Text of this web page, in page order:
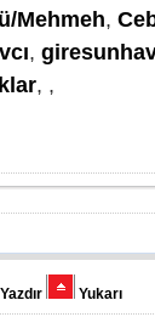
Mehmeh,
,
, ,
Yazdır Yukarı